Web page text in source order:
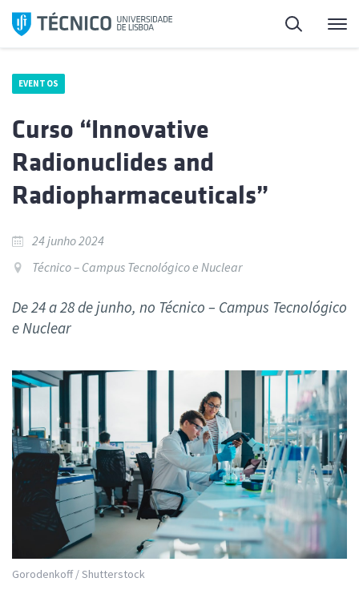
Saltar
para
Pesquisa
EVENTOS
Curso “Innovative
Radionuclides and
Radiopharmaceuticals”
24 junho 2024
Técnico – Campus Tecnológico e Nuclear
De 24 a 28 de junho, no Técnico – Campus Tecnológico
e Nuclear
Gorodenkoff / Shutterstock